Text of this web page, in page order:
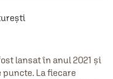
lansat în anul 2021 și
La fiecare